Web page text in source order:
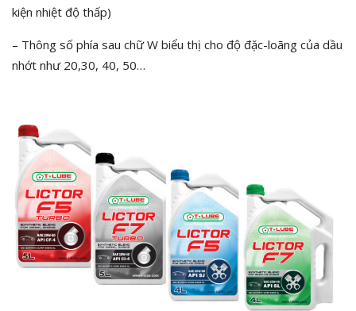
kiện nhiệt độ thấp)
– Thông số phía sau chữ W biểu thị cho độ đặc-loãng của dầu
nhớt như 20,30, 40, 50…